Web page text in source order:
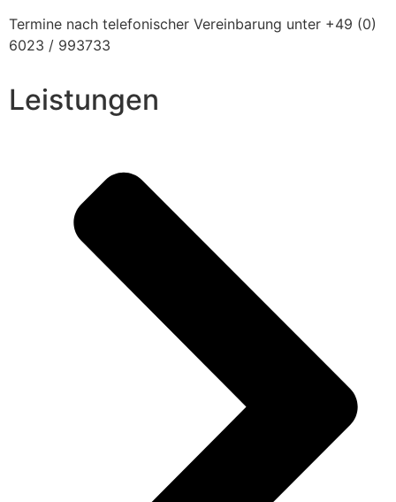
Termine nach telefonischer Vereinbarung unter +49 (0)
6023 / 993733
Leistungen